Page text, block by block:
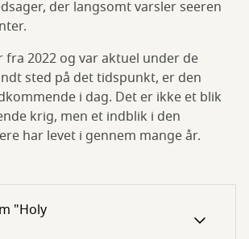
der langsomt varsler seeren
fra 2022 og var aktuel under de
sted på det tidspunkt, er den
i dag. Det er ikke et blik
krig, men et indblik i den
har levet i gennem mange år.
"Holy